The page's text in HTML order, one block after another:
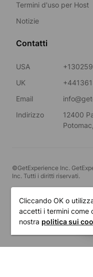
Termini d'uso per Host
Notizie
Contatti
USA
UK
Email
Indirizzo
12400
©GetExperience Inc.
Inc. Tutti i diritti riservati.
Italiano
Cliccando OK o
accetti i termini come
nostra politica sui